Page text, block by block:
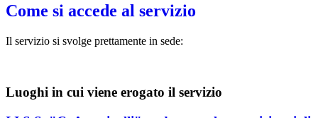
Come si accede al servizio
Il servizio si svolge prettamente in sede:
Luoghi in cui viene erogato il servizio